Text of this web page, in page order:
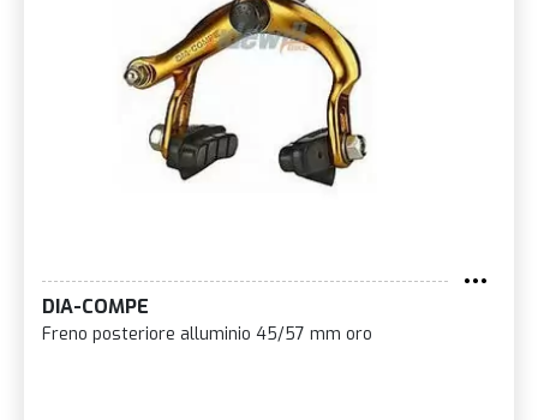
DIA-COMPE
Freno posteriore alluminio 45/57 mm oro